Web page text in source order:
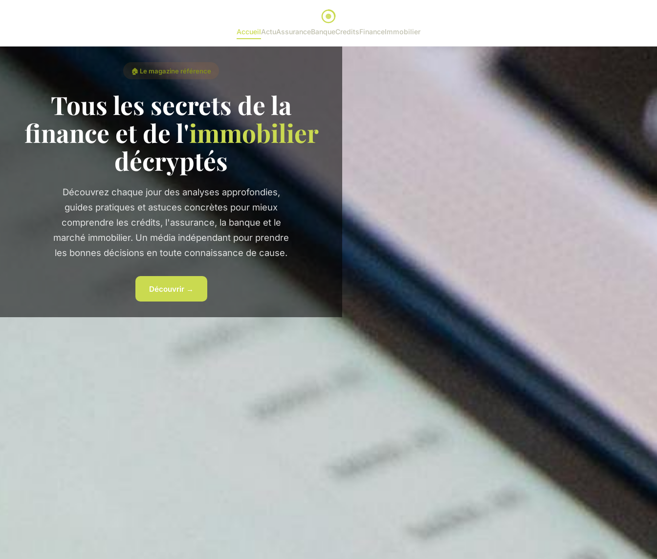
AccueilActuAssuranceBanqueCreditsFinanceImmobilier
🏠 Le magazine référence
Tous les secrets de la
finance et de l'immobilier
décryptés
Découvrez chaque jour des analyses approfondies,
guides pratiques et astuces concrètes pour mieux
comprendre les crédits, l'assurance, la banque et le
marché immobilier. Un média indépendant pour prendre
les bonnes décisions en toute connaissance de cause.
Découvrir →